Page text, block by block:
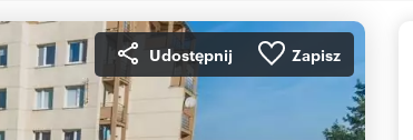
Udostępnij Zapisz